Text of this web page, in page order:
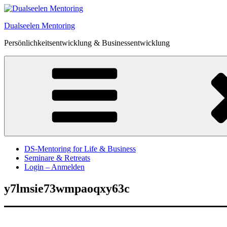
Zum
springen
Dualseelen Mentoring
Persönlichkeitsentwicklung & Businessentwicklung
DS-Mentoring for Life & Business
Seminare & Retreats
Login – Anmelden
y7lmsie73wmpaoqxy63c